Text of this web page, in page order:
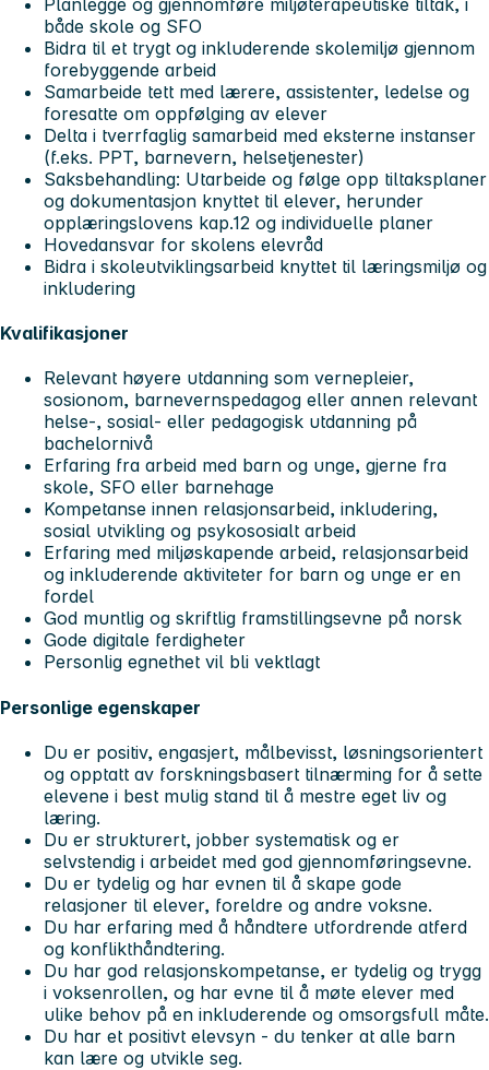
både skole og SFO
Bidra til et trygt og inkluderende skolemiljø gjennom
forebyggende arbeid
Samarbeide tett med lærere, assistenter, ledelse og
foresatte om oppfølging av elever
Delta i tverrfaglig samarbeid med eksterne instanser
(f.eks. PPT, barnevern, helsetjenester)
Saksbehandling: Utarbeide og følge opp tiltaksplaner
og dokumentasjon knyttet til elever, herunder
opplæringslovens kap.12 og individuelle planer
Hovedansvar for skolens elevråd
Bidra i skoleutviklingsarbeid knyttet til læringsmiljø og
inkludering
Kvalifikasjoner
Relevant høyere utdanning som vernepleier,
sosionom, barnevernspedagog eller annen relevant
helse-, sosial- eller pedagogisk utdanning på
bachelornivå
Erfaring fra arbeid med barn og unge, gjerne fra
skole, SFO eller barnehage
Kompetanse innen relasjonsarbeid, inkludering,
sosial utvikling og psykososialt arbeid
Erfaring med miljøskapende arbeid, relasjonsarbeid
og inkluderende aktiviteter for barn og unge er en
fordel
God muntlig og skriftlig framstillingsevne på norsk
Gode digitale ferdigheter
Personlig egnethet vil bli vektlagt
Personlige egenskaper
Du er positiv, engasjert, målbevisst, løsningsorientert
og opptatt av forskningsbasert tilnærming for å sette
elevene i best mulig stand til å mestre eget liv og
læring.
Du er strukturert, jobber systematisk og er
selvstendig i arbeidet med god gjennomføringsevne.
Du er tydelig og har evnen til å skape gode
relasjoner til elever, foreldre og andre voksne.
Du har erfaring med å håndtere utfordrende atferd
og konflikthåndtering.
Du har god relasjonskompetanse, er tydelig og trygg
i voksenrollen, og har evne til å møte elever med
ulike behov på en inkluderende og omsorgsfull måte.
Du har et positivt elevsyn - du tenker at alle barn
kan lære og utvikle seg.